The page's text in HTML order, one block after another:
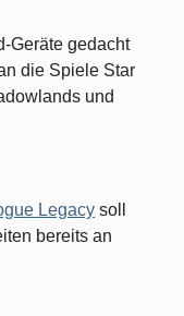
Geräte gedacht
die Spiele Star
und
Legacy soll
bereits an